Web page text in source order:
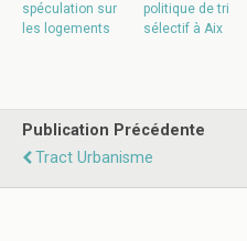
spéculation sur
les logements
politique de tri
sélectif à Aix
Publication Précédente
Tract Urbanisme